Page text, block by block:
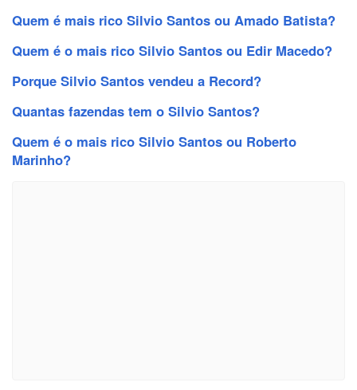
Quem é mais rico Silvio Santos ou Amado Batista?
Quem é o mais rico Silvio Santos ou Edir Macedo?
Porque Silvio Santos vendeu a Record?
Quantas fazendas tem o Silvio Santos?
Quem é o mais rico Silvio Santos ou Roberto
Marinho?